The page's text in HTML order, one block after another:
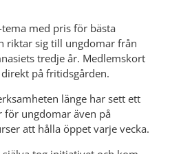
med pris för bästa
riktar sig till ungdomar från
tredje år. Medlemskort
på fritidsgården.
länge har sett ett
för ungdomar även på
att hålla öppet varje vecka.